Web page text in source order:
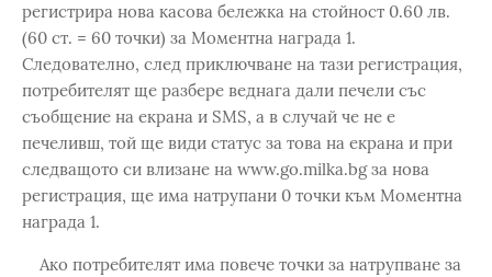
регистрира нова касова бележка на стойност 0.60 лв.
(60 ст. = 60 точки) за Моментна награда 1.
Следователно, след приключване на тази регистрация,
потребителят ще разбере веднага дали печели със
съобщение на екрана и SMS, а в случай че не е
печеливш, той ще види статус за това на екрана и при
следващото си влизане на www.go.milka.bg за нова
регистрация, ще има натрупани 0 точки към Моментна
награда 1.
Ако потребителят има повече точки за натрупване за